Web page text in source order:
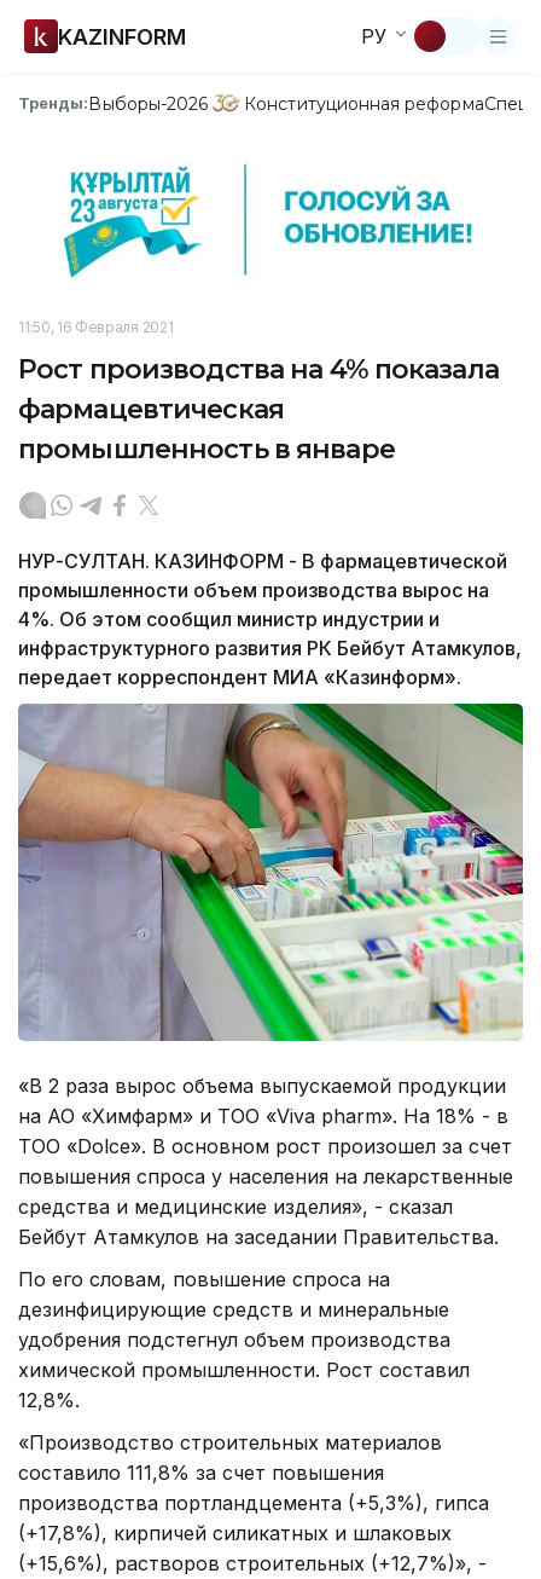
KAZINFORM РУ
Тренды:Выборы-2026 Конституционная реформа
11:50, 16 Февраля 2021
Рост производства на 4% показала
фармацевтическая
промышленность в январе
НУР-СУЛТАН. КАЗИНФОРМ - В фармацевтической
промышленности объем производства вырос на
4%. Об этом сообщил министр индустрии и
инфраструктурного развития РК Бейбут Атамкулов,
передает корреспондент МИА «Казинформ».
«В 2 раза вырос объема выпускаемой продукции
на АО «Химфарм» и ТОО «Viva pharm». На 18% - в
ТОО «Dolce». В основном рост произошел за счет
повышения спроса у населения на лекарственные
средства и медицинские изделия», - сказал
Бейбут Атамкулов на заседании Правительства.
По его словам, повышение спроса на
дезинфицирующие средств и минеральные
удобрения подстегнул объем производства
химической промышленности. Рост составил
12,8%.
«Производство строительных материалов
составило 111,8% за счет повышения
производства портландцемента (+5,3%), гипса
(+17,8%), кирпичей силикатных и шлаковых
(+15,6%), растворов строительных (+12,7%)», -